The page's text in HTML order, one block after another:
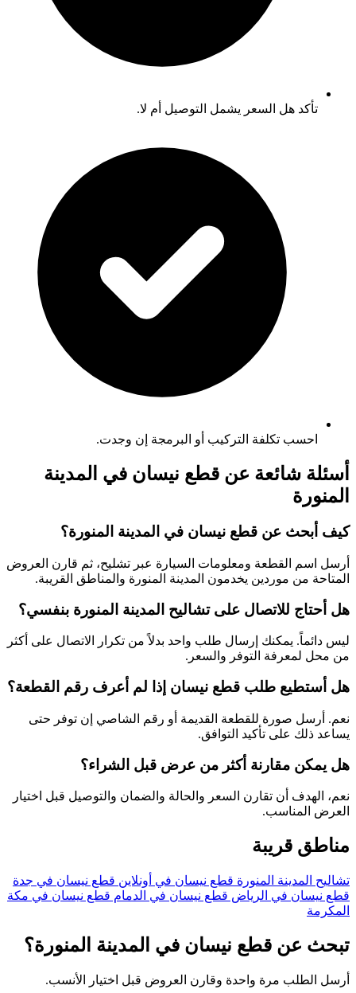
تأكد هل السعر يشمل التوصيل أم لا.
احسب تكلفة التركيب أو البرمجة إن وجدت.
أسئلة شائعة عن قطع نيسان في المدينة
المنورة
كيف أبحث عن قطع نيسان في المدينة المنورة؟
أرسل اسم القطعة ومعلومات السيارة عبر تشليح، ثم قارن العروض
المتاحة من موردين يخدمون المدينة المنورة والمناطق القريبة.
هل أحتاج للاتصال على تشاليح المدينة المنورة بنفسي؟
ليس دائماً. يمكنك إرسال طلب واحد بدلاً من تكرار الاتصال على أكثر
من محل لمعرفة التوفر والسعر.
هل أستطيع طلب قطع نيسان إذا لم أعرف رقم القطعة؟
نعم. أرسل صورة للقطعة القديمة أو رقم الشاصي إن توفر حتى
يساعد ذلك على تأكيد التوافق.
هل يمكن مقارنة أكثر من عرض قبل الشراء؟
نعم، الهدف أن تقارن السعر والحالة والضمان والتوصيل قبل اختيار
العرض المناسب.
مناطق قريبة
تشاليح المدينة المنورة قطع نيسان في أونلاين قطع نيسان في جدة
قطع نيسان في الرياض قطع نيسان في الدمام قطع نيسان في مكة
المكرمة
تبحث عن قطع نيسان في المدينة المنورة؟
أرسل الطلب مرة واحدة وقارن العروض قبل اختيار الأنسب.